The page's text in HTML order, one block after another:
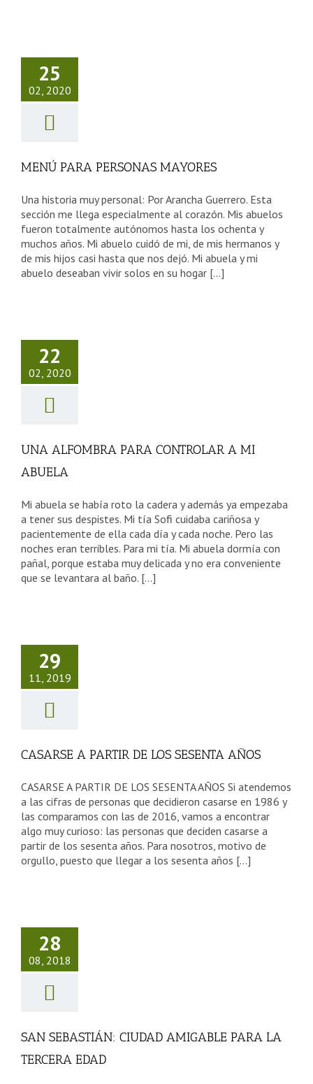
25
02, 2020
MENÚ PARA PERSONAS MAYORES
Una historia muy personal: Por Arancha Guerrero. Esta
sección me llega especialmente al corazón. Mis abuelos
fueron totalmente autónomos hasta los ochenta y
muchos años. Mi abuelo cuidó de mi, de mis hermanos y
de mis hijos casi hasta que nos dejó. Mi abuela y mi
abuelo deseaban vivir solos en su hogar [...]
22
02, 2020
A
Tercera Edad
UNA ALFOMBRA PARA CONTROLAR A MI
ABUELA
Mi abuela se había roto la cadera y además ya empezaba
a tener sus despistes. Mi tía Sofi cuidaba cariñosa y
pacientemente de ella cada día y cada noche. Pero las
noches eran terribles. Para mi tía. Mi abuela dormía con
pañal, porque estaba muy delicada y no era conveniente
que se levantara al baño. [...]
29
11, 2019
DE LOS
AÑOS
CASARSE A PARTIR DE LOS SESENTA AÑOS
CASARSE A PARTIR DE LOS SESENTA AÑOS Si atendemos
a las cifras de personas que decidieron casarse en 1986 y
las comparamos con las de 2016, vamos a encontrar
algo muy curioso: las personas que deciden casarse a
partir de los sesenta años. Para nosotros, motivo de
orgullo, puesto que llegar a los sesenta años [...]
28
08, 2018
LA
SAN SEBASTIÁN: CIUDAD AMIGABLE PARA LA
TERCERA EDAD